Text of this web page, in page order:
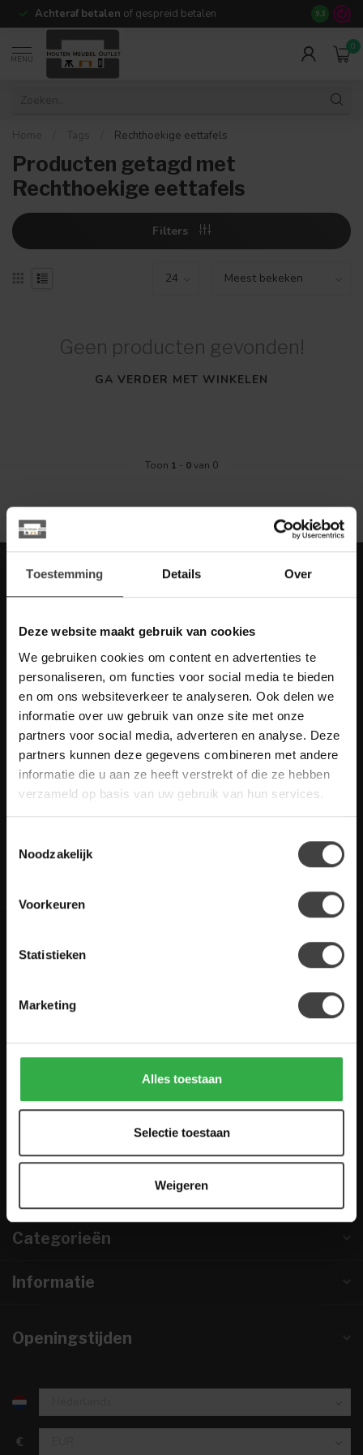
Toestemming Details Over
Deze website maakt gebruik van cookies
We gebruiken cookies om content en advertenties te
personaliseren, om functies voor social media te bieden
en om ons websiteverkeer te analyseren. Ook delen we
informatie over uw gebruik van onze site met onze
partners voor social media, adverteren en analyse. Deze
partners kunnen deze gegevens combineren met andere
informatie die u aan ze heeft verstrekt of die ze hebben
verzameld op basis van uw gebruik van hun services.
Noodzakelijk
Voorkeuren
Statistieken
Marketing
Alles toestaan
Selectie toestaan
Weigeren
Achteraf betalen of gespreid betalen 14 dagen
9.3
MENU
0
Home Tags Rechthoekige eettafels
Producten getagd met
Rechthoekige eettafels
Filters
Geen producten gevonden!
GA VERDER MET WINKELEN
Toon 1 - 0van 0
Meer informatie
Heb je vragen over onze artikelen of jouw aankoop? Bekijk dan
de klantenservice pagina. Daar staan antwoorden op veel
gestelde vragen. Staat jouw vraag er niet tussen? Dan staat er
ook vermeld hoe je contact met ons kunt opnemen.
Klantenservice
Meld je aan voor onze nieuwbrief met
scherpe acties
Houten Meubel Outlet
info@houtenmeubeloutlet.nl
NL857253633B01
Categorieën
Informatie
Openingstijden
€